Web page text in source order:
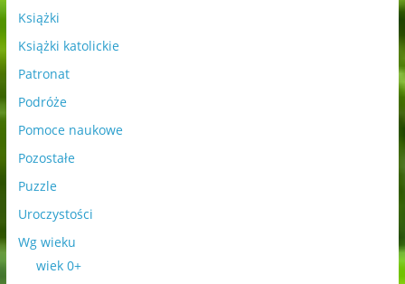
Książki
Książki katolickie
Patronat
Podróże
Pomoce naukowe
Pozostałe
Puzzle
Uroczystości
Wg wieku
wiek 0+